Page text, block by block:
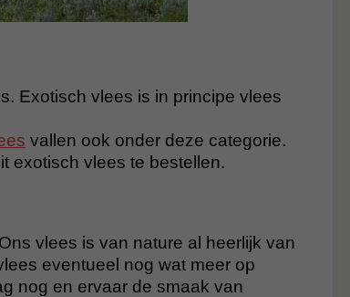
Exotisch vlees is in principe vlees
vallen ook onder deze categorie.
exotisch vlees te bestellen.
vlees is van nature al heerlijk van
eventueel nog wat meer op
nog en ervaar de smaak van